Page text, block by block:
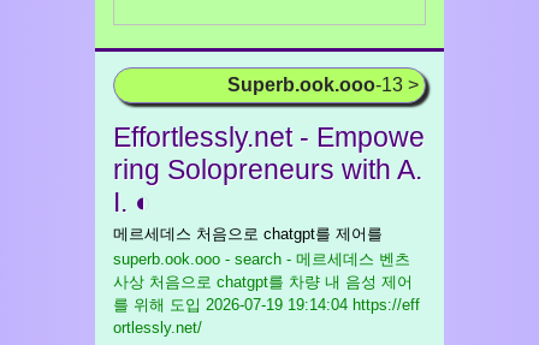
Superb.ook.ooo-13 >
Effortlessly.net - Empowe
ring Solopreneurs with A.
I. ◐
메르세데스 처음으로 chatgpt를 제어를
superb.ook.ooo - search - 메르세데스 벤츠
사상 처음으로 chatgpt를 차량 내 음성 제어
를 위해 도입 2026-07-19 19:14:04 https://eff
ortlessly.net/